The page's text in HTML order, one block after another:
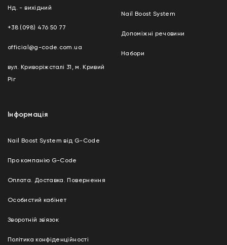
Нд. - вихідний
+38 (098) 476 50 77
official@g-code.com.ua
вул. Криворіжсталі 31, м. Кривий
Ріг
Nail Boost System
Допоміжні речовини
Набори
Інформація
Nail Boost System від G-Code
Про компанію G-Code
Оплата. Доставка. Повернення
Особистий кабінет
Зворотній зв`язок
Політика конфіденційності